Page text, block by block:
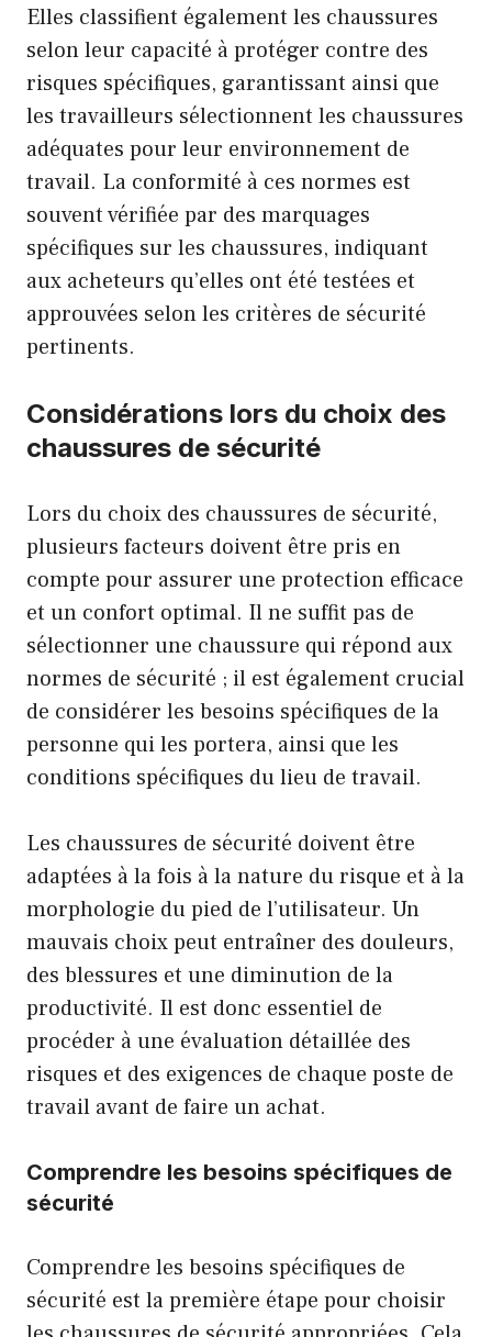
Elles classifient également les chaussures
selon leur capacité à protéger contre des
risques spécifiques, garantissant ainsi que
les travailleurs sélectionnent les chaussures
adéquates pour leur environnement de
travail. La conformité à ces normes est
souvent vérifiée par des marquages
spécifiques sur les chaussures, indiquant
aux acheteurs qu’elles ont été testées et
approuvées selon les critères de sécurité
pertinents.
Considérations lors du choix des
chaussures de sécurité
Lors du choix des chaussures de sécurité,
plusieurs facteurs doivent être pris en
compte pour assurer une protection efficace
et un confort optimal. Il ne suffit pas de
sélectionner une chaussure qui répond aux
normes de sécurité ; il est également crucial
de considérer les besoins spécifiques de la
personne qui les portera, ainsi que les
conditions spécifiques du lieu de travail.
Les chaussures de sécurité doivent être
adaptées à la fois à la nature du risque et à la
morphologie du pied de l’utilisateur. Un
mauvais choix peut entraîner des douleurs,
des blessures et une diminution de la
productivité. Il est donc essentiel de
procéder à une évaluation détaillée des
risques et des exigences de chaque poste de
travail avant de faire un achat.
Comprendre les besoins spécifiques de
sécurité
Comprendre les besoins spécifiques de
sécurité est la première étape pour choisir